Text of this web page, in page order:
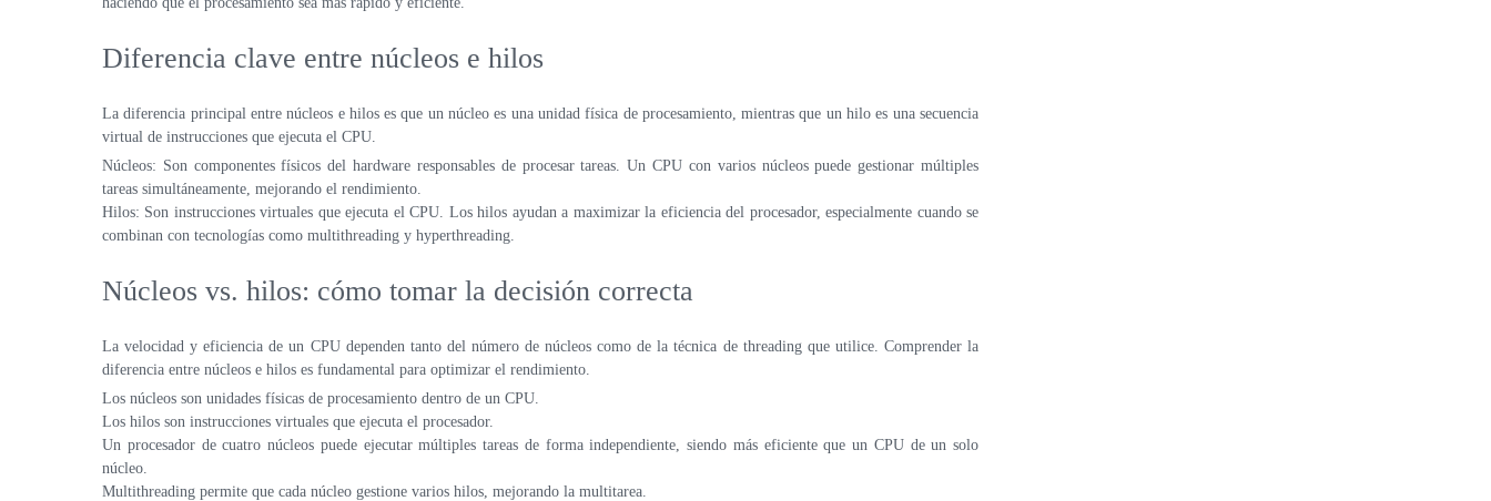
Diferencia clave entre núcleos e hilos
La diferencia principal entre núcleos e hilos es que un núcleo es una unidad física de procesamiento, mientras que un hilo es una secuencia
virtual de instrucciones que ejecuta el CPU.
Núcleos: Son componentes físicos del hardware responsables de procesar tareas. Un CPU con varios núcleos puede gestionar múltiples
tareas simultáneamente, mejorando el rendimiento.
Hilos: Son instrucciones virtuales que ejecuta el CPU. Los hilos ayudan a maximizar la eficiencia del procesador, especialmente cuando se
combinan con tecnologías como multithreading y hyperthreading.
Núcleos vs. hilos: cómo tomar la decisión correcta
La velocidad y eficiencia de un CPU dependen tanto del número de núcleos como de la técnica de threading que utilice. Comprender la
diferencia entre núcleos e hilos es fundamental para optimizar el rendimiento.
Los núcleos son unidades físicas de procesamiento dentro de un CPU.
Los hilos son instrucciones virtuales que ejecuta el procesador.
Un procesador de cuatro núcleos puede ejecutar múltiples tareas de forma independiente, siendo más eficiente que un CPU de un solo
núcleo.
Multithreading permite que cada núcleo gestione varios hilos, mejorando la multitarea.